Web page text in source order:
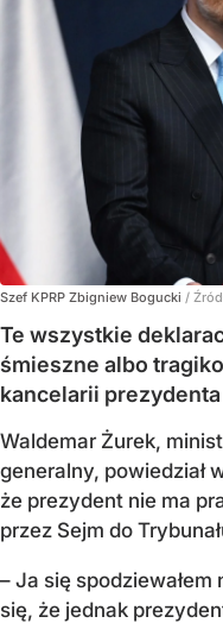
Szef KPRP Zbigniew Bogucki /
Te wszystkie
śmieszne albo
kancelarii
Waldemar Żurek,
generalny, powiedział
że prezydent nie ma
przez Sejm do
– Ja się
się, że jednak